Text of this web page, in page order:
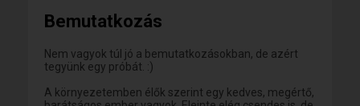
Bemutatkozás
Nem vagyok túl jó a bemutatkozásokban, de azért
tegyünk egy próbát. :)
A környezetemben élők szerint egy kedves, megértő,